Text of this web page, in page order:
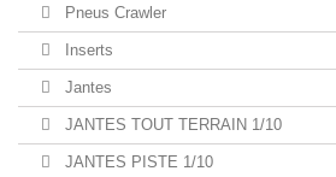
Pneus Crawler
Inserts
Jantes
JANTES TOUT TERRAIN 1/10
JANTES PISTE 1/10